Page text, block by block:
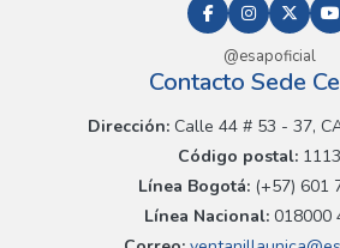
@esapoficial
Contacto Sede
Dirección:Calle 44 # 53 - 37,
Código postal:
Línea Bogotá:(+57) 601
Línea Nacional: 018000